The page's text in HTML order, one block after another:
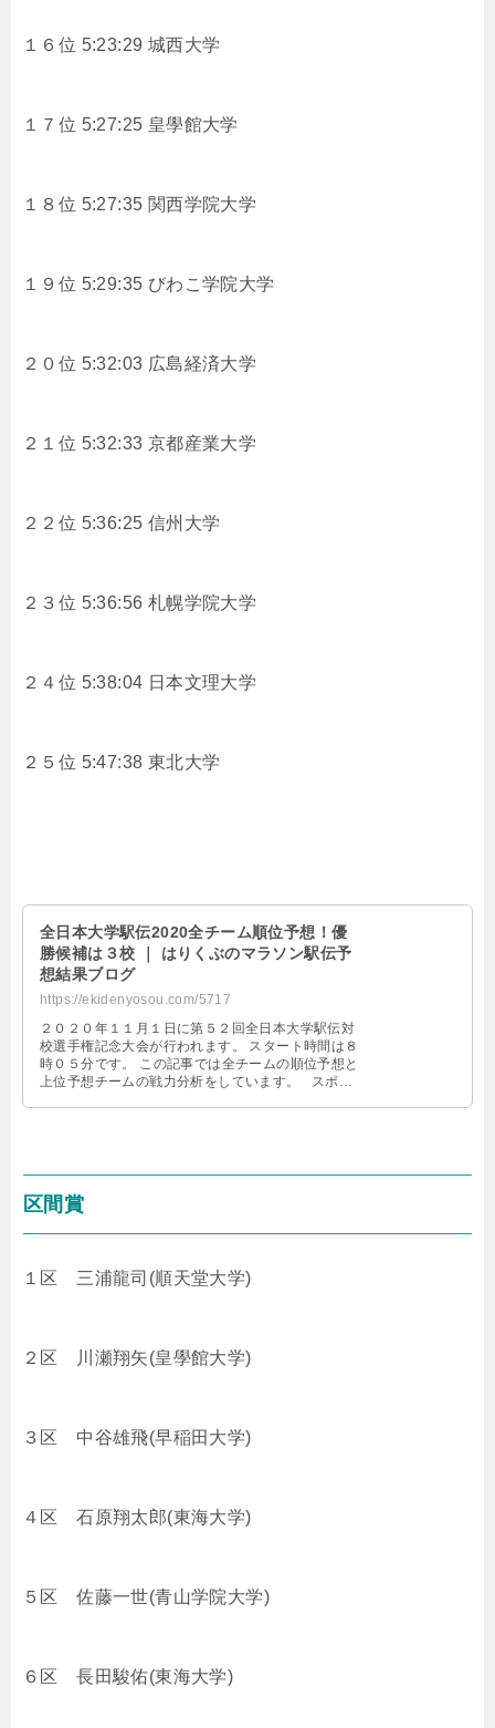
１６位 5:23:29 城西大学
１７位 5:27:25 皇學館大学
１８位 5:27:35 関西学院大学
１９位 5:29:35 びわこ学院大学
２０位 5:32:03 広島経済大学
２１位 5:32:33 京都産業大学
２２位 5:36:25 信州大学
２３位 5:36:56 札幌学院大学
２４位 5:38:04 日本文理大学
２５位 5:47:38 東北大学
全日本大学駅伝2020全チーム順位予想！優
勝候補は３校 ｜ はりくぶのマラソン駅伝予
想結果ブログ
https://ekidenyosou.com/5717
２０２０年１１月１日に第５２回全日本大学駅伝対
校選手権記念大会が行われます。 スタート時間は８
時０５分です。 この記事では全チームの順位予想と
上位予想チームの戦力分析をしています。 スポン
区間賞
１区 三浦龍司(順天堂大学)
２区 川瀬翔矢(皇學館大学)
３区 中谷雄飛(早稲田大学)
４区 石原翔太郎(東海大学)
５区 佐藤一世(青山学院大学)
６区 長田駿佑(東海大学)